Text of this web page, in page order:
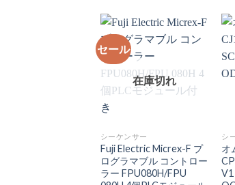
セール
在庫切れ
シーケンサー
Fuji Electric Micrex-F プ
ログラマブル コントロー
ラー FPU080H/FPU
シ
オ